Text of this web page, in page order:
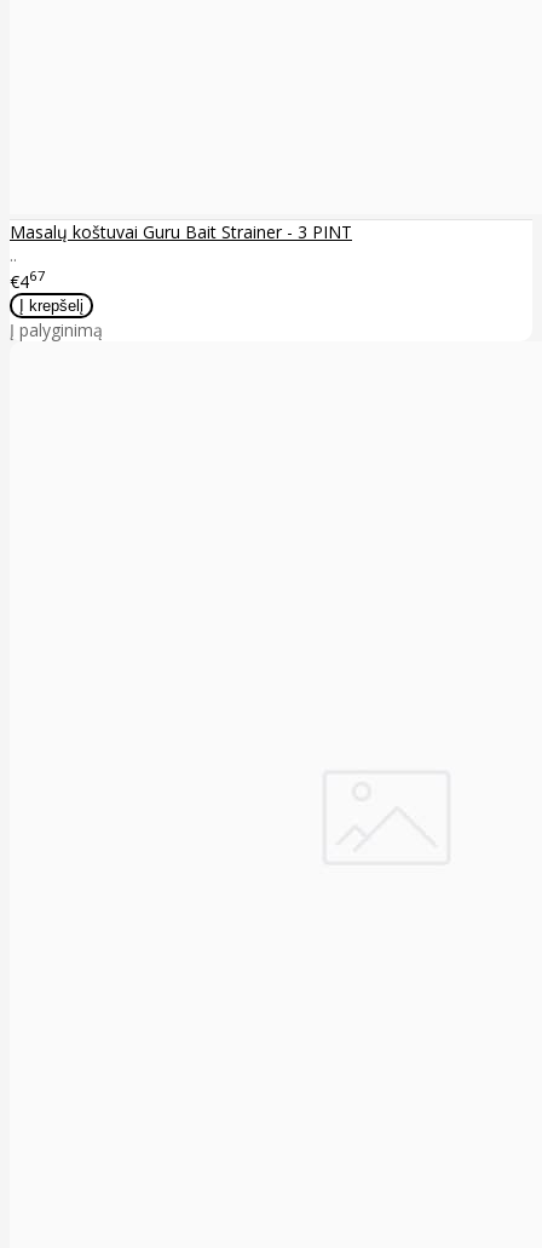
Masalų koštuvai Guru Bait Strainer - 3 PINT
..
€467
Į palyginimą